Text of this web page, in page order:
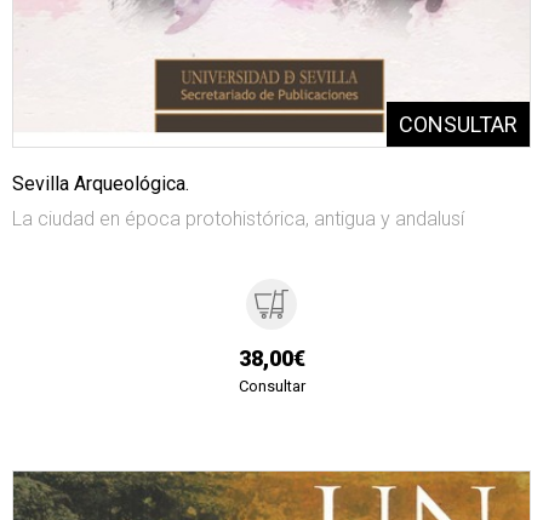
Sevilla Arqueológica.
La ciudad en época protohistórica, antigua y andalusí
38,00€
Consultar